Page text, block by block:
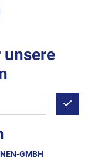
GMBH
instagram